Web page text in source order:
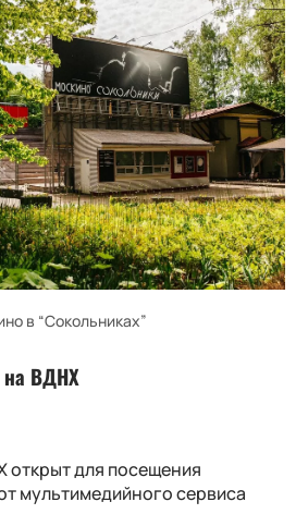
в “Сокольниках”
на ВДНХ
для посещения
мультимедийного сервиса